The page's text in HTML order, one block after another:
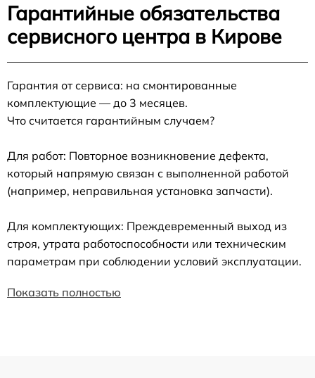
Гарантийные обязательства
сервисного центра в Кирове
Гарантия от сервиса: на смонтированные
комплектующие — до 3 месяцев.
Что считается гарантийным случаем?
Для работ: Повторное возникновение дефекта,
который напрямую связан с выполненной работой
(например, неправильная установка запчасти).
Для комплектующих: Преждевременный выход из
строя, утрата работоспособности или техническим
параметрам при соблюдении условий эксплуатации.
Показать полностью